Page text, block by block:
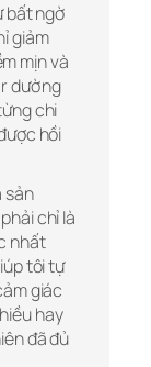
bất ngờ
giảm
mịn và
dường
chi
hồi
sản
chỉ là
nhất
tôi tự
giác
hay
đã đủ